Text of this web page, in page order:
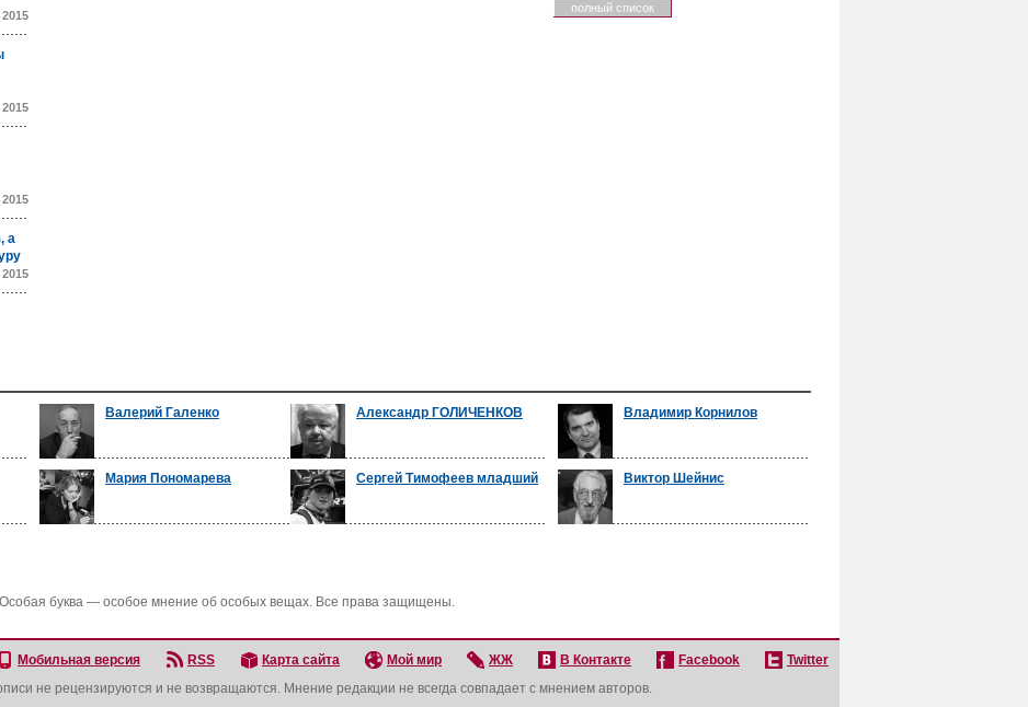
а
полный список
Валерий Галенко Александр ГОЛИЧЕНКОВ Владимир Корнилов
Мария Пономарева Сергей Тимофеев младший Виктор Шейнис
буква — особое мнение об особых вещах. Все права защищены.
Мобильная версия RSS Карта сайта Мой мир ЖЖ В Контакте Facebook
Twitter
не рецензируются и не возвращаются. Мнение редакции не всегда совпадает с мнением авторов.